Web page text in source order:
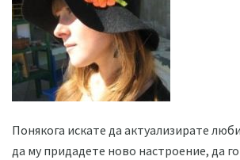
Понякога искате да актуализирате
да му придадете ново настроение, да